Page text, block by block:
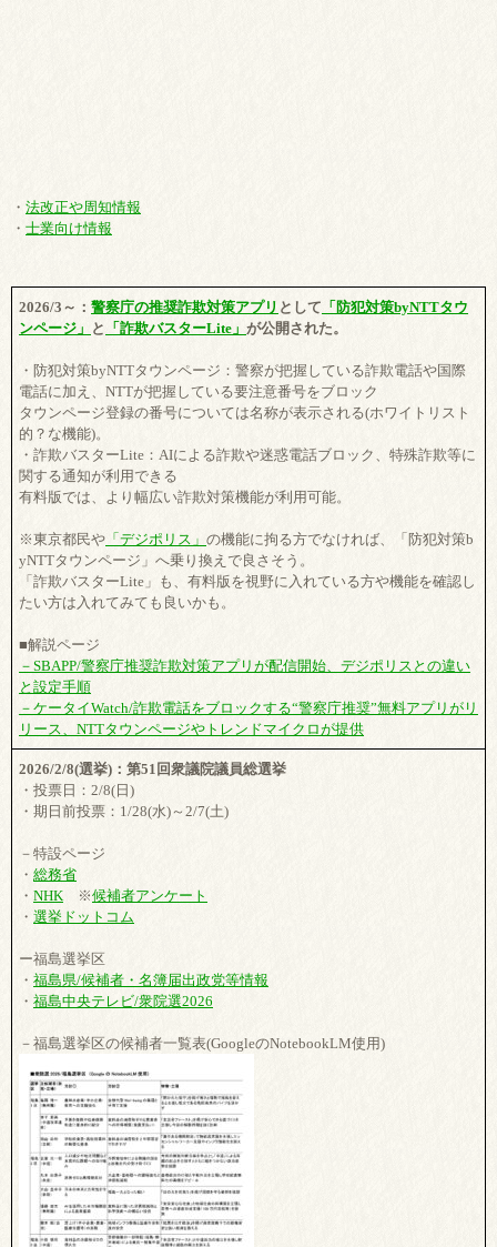
・ 法改正や周知情報
・ 士業向け情報
2026/3～： 警察庁の推奨詐欺対策アプリ として 「防犯対策byNTTタウ
ンページ」 と 「詐欺バスターLite」 が公開された。
・防犯対策byNTTタウンページ：警察が把握している詐欺電話や国際
電話に加え、NTTが把握している要注意番号をブロック
タウンページ登録の番号については名称が表示される(ホワイトリスト
的？な機能)。
・詐欺バスターLite：AIによる詐欺や迷惑電話ブロック、特殊詐欺等に
関する通知が利用できる
有料版では、より幅広い詐欺対策機能が利用可能。
※東京都民や 「デジポリス」 の機能に拘る方でなければ、「防犯対策b
yNTTタウンページ」へ乗り換えで良さそう。
「詐欺バスターLite」も、有料版を視野に入れている方や機能を確認し
たい方は入れてみても良いかも。
■解説ページ
－SBAPP/警察庁推奨詐欺対策アプリが配信開始、デジポリスとの違い
と設定手順
－ケータイWatch/詐欺電話をブロックする“警察庁推奨”無料アプリがリ
リース、NTTタウンページやトレンドマイクロが提供
2026/2/8(選挙)：第51回衆議院議員総選挙
・投票日：2/8(日)
・期日前投票：1/28(水)～2/7(土)
－特設ページ
・ 総務省
・ NHK※候補者アンケート
・ 選挙ドットコム
ー福島選挙区
・ 福島県/候補者・名簿届出政党等情報
・ 福島中央テレビ/衆院選2026
－福島選挙区の候補者一覧表(GoogleのNotebookLM使用)